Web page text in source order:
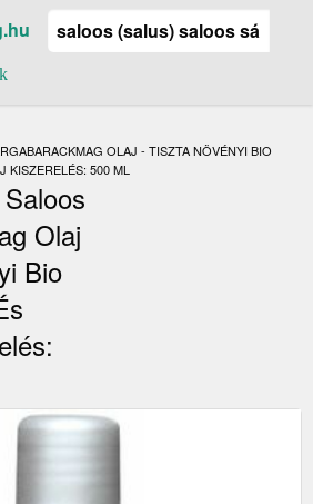
OLAJ - TISZTA NÖVÉNYI BIO
KISZERELÉS: 500 ML
Olaj
Bio